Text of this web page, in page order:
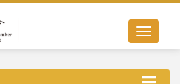
Toggle